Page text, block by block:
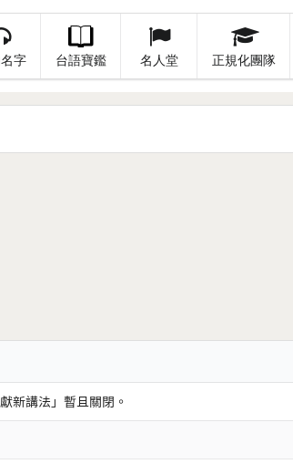
字 台語寶鑑 名人堂 正規化團隊
新講法」暫且關閉。